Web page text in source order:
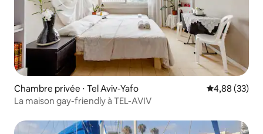
Chambre privée ⋅ Tel Aviv-Yafo Évaluation
4,88 (33)
La maison gay-friendly à TEL-AVIV